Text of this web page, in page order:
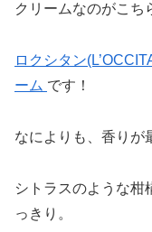
クリームなのがこち
ロクシタン
ーム です！
なによりも、香りが
シトラスのような柑
っきり。